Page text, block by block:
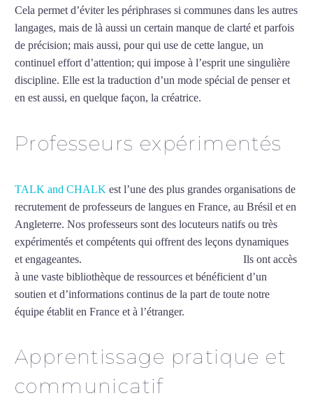
Cela permet d’éviter les périphrases si communes dans les autres
langages, mais de là aussi un certain manque de clarté et parfois
de précision; mais aussi, pour qui use de cette langue, un
continuel effort d’attention; qui impose à l’esprit une singulière
discipline. Elle est la traduction d’un mode spécial de penser et
en est aussi, en quelque façon, la créatrice.
Professeurs expérimentés
TALK and CHALK est l’une des plus grandes organisations de
recrutement de professeurs de langues en France, au Brésil et en
Angleterre. Nos professeurs sont des locuteurs natifs ou très
expérimentés et compétents qui offrent des leçons dynamiques
et engageantes.
Ils ont accès
à une vaste bibliothèque de ressources et bénéficient d’un
soutien et d’informations continus de la part de toute notre
équipe établit en France et à l’étranger.
Apprentissage pratique et
communicatif